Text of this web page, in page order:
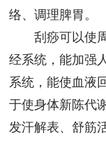
络、调理脾胃。
刮痧可以使周
经系统，能加强
系统，能使血液
于使身体新陈代
发汗解表、舒筋